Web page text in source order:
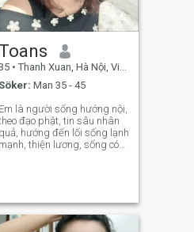
Toans
• Thanh Xuan, Hà Nội, Vietnam
Söker: Man 35 - 45
Em là người sống hướng nội,
đạo phật, tin sâu nhân
quả, hướng đến lối sống lạnh
mạnh, thiện lương, sống có